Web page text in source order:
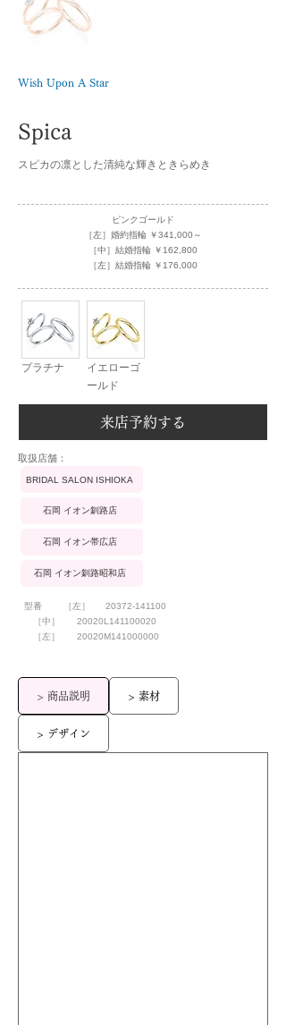
Wish Upon A Star
Spica
スピカの凛とした清純な輝きときらめき
ピンクゴールド
［左］婚約指輪 ￥341,000～
［中］結婚指輪 ￥162,800
［左］結婚指輪 ￥176,000
プラチナ
イエローゴ
ールド
来店予約する
​取扱店舗：
BRIDAL SALON ISHIOKA
石岡 イオン釧路店
石岡 イオン帯広店
石岡 イオン釧路昭和店
型番 ［左］
20372-141100
［中］
［左］
20020L141100020
20020M141000000
> 商品説明 > 素材
> デザイン